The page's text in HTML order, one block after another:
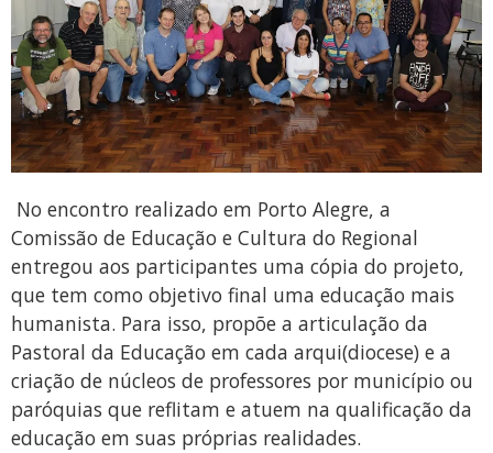
No encontro realizado em Porto Alegre, a
Comissão de Educação e Cultura do Regional
entregou aos participantes uma cópia do projeto,
que tem como objetivo final uma educação mais
humanista. Para isso, propõe a articulação da
Pastoral da Educação em cada arqui(diocese) e a
criação de núcleos de professores por município ou
paróquias que reflitam e atuem na qualificação da
educação em suas próprias realidades.